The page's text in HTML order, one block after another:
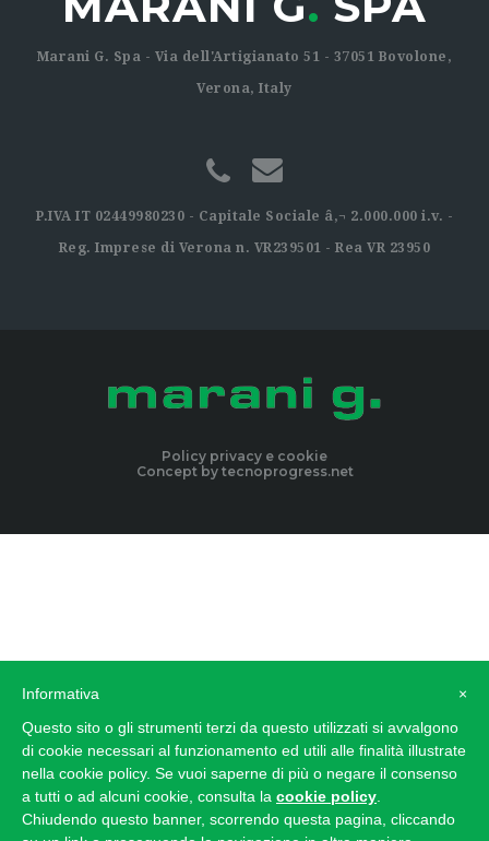
Marani G. Spa - Via dell'Artigianato 51 - 37051 Bovolone,
Verona, Italy
P.IVA IT 02449980230 - Capitale Sociale â‚¬ 2.000.000 i.v. -
Reg. Imprese di Verona n. VR239501 - Rea VR 23950
policy privacy e cookie
Concept by tecnoprogress.net
×
Informativa
Questo sito o gli strumenti terzi da questo utilizzati si avvalgono
di cookie necessari al funzionamento ed utili alle finalità illustrate
nella cookie policy. Se vuoi saperne di più o negare il consenso
a tutti o ad alcuni cookie, consulta la cookie policy
Chiudendo questo banner, scorrendo questa pagina, cliccando